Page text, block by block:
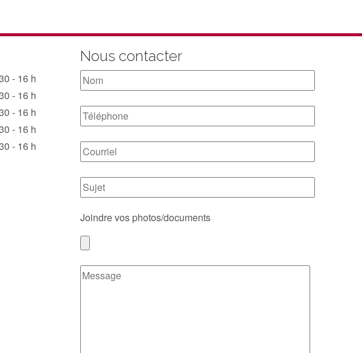
- 16 h
- 16 h
- 16 h
- 16 h
- 16 h
Nous contacter
Joindre vos photos/documents